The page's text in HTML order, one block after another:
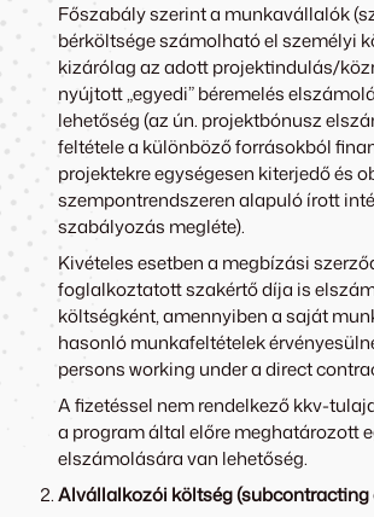
Főszabály szerint a munkavállalók
bérköltsége számolható el személyi
kizárólag az adott projektindulás/
nyújtott „egyedi” béremelés
lehetőség (az ún. projektbónusz
feltétele a különböző forrásokból
projektekre egységesen kiterjedő és
szempontrendszeren alapuló írott
szabályozás megléte).
Kivételes esetben a megbízási
foglalkoztatott szakértő díja is
költségként, amennyiben a saját
hasonló munkafeltételek
persons working under a direct
A fizetéssel nem rendelkező kkv-
a program által előre meghatározott
elszámolására van lehetőség.
Alvállalkozói költség (subcontracting